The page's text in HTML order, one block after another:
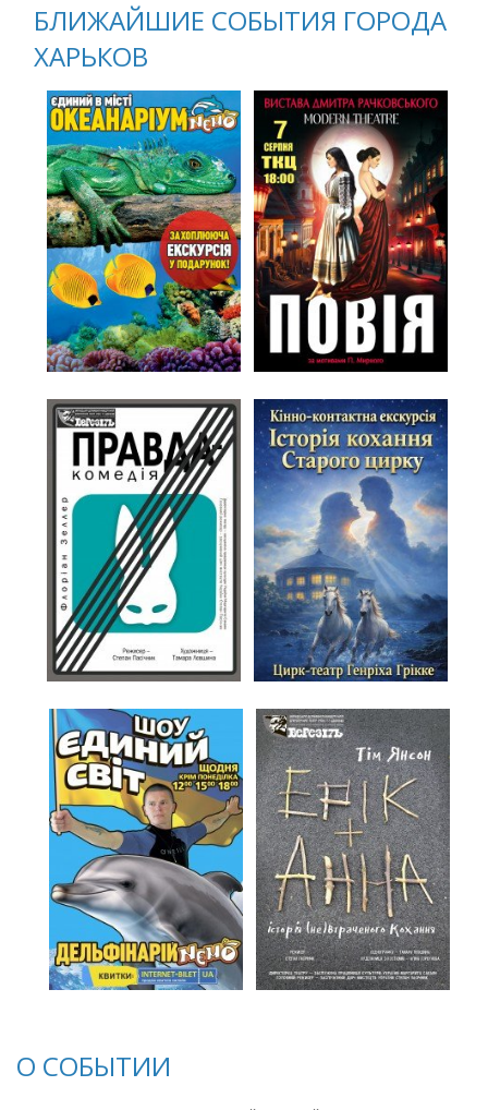
БЛИЖАЙШИЕ СОБЫТИЯ ГОРОДА
ХАРЬКОВ
О СОБЫТИИ